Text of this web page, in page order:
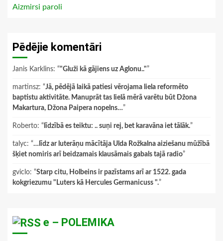
Aizmirsi paroli
Pēdējie komentāri
Janis Karklins: “"Gluži kā gājiens uz Aglonu.."”
martinsz: “Jā, pēdējā laikā patiesi vērojama liela reformēto
baptistu aktivitāte. Manuprāt tas lielā mērā varētu būt Džona
Makartura, Džona Paipera nopelns…”
Roberto: “ līdzībā es teiktu: .. suņi rej, bet karavāna iet tālāk.”
talyc: “…līdz ar luterāņu mācītāja Ulda Rožkalna aiziešanu mūžībā
šķiet nomiris arī beidzamais klausāmais gabals tajā radio”
gviclo: “Starp citu, Holbeins ir pazīstams arī ar 1522. gada
kokgriezumu "Luters kā Hercules Germanicuss ".”
e – POLEMIKA